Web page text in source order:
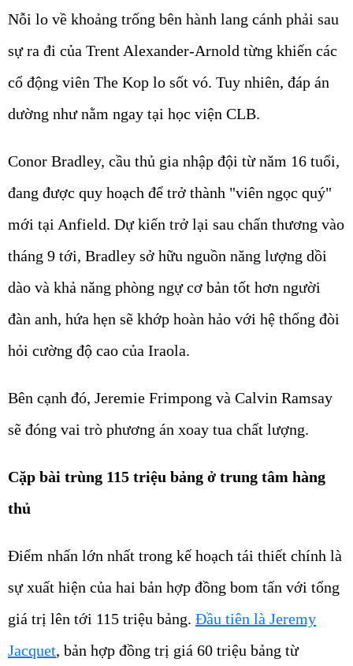
Nỗi lo về khoảng trống bên hành lang cánh phải sau
sự ra đi của Trent Alexander-Arnold từng khiến các
cổ động viên The Kop lo sốt vó. Tuy nhiên, đáp án
dường như nằm ngay tại học viện CLB.
Conor Bradley, cầu thủ gia nhập đội từ năm 16 tuổi,
đang được quy hoạch để trở thành "viên ngọc quý"
mới tại Anfield. Dự kiến trở lại sau chấn thương vào
tháng 9 tới, Bradley sở hữu nguồn năng lượng dồi
dào và khả năng phòng ngự cơ bản tốt hơn người
đàn anh, hứa hẹn sẽ khớp hoàn hảo với hệ thống đòi
hỏi cường độ cao của Iraola.
Bên cạnh đó, Jeremie Frimpong và Calvin Ramsay
sẽ đóng vai trò phương án xoay tua chất lượng.
Cặp bài trùng 115 triệu bảng ở trung tâm hàng
thủ
Điểm nhấn lớn nhất trong kế hoạch tái thiết chính là
sự xuất hiện của hai bản hợp đồng bom tấn với tổng
giá trị lên tới 115 triệu bảng. Đầu tiên là Jeremy
Jacquet, bản hợp đồng trị giá 60 triệu bảng từ